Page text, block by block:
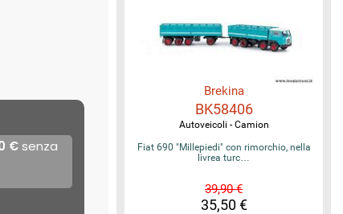
Brekina
BK58406
Autoveicoli - Camion
Fiat 690 "Millepiedi" con rimorchio, nella
livrea turc…
39,90 €
35,50 €